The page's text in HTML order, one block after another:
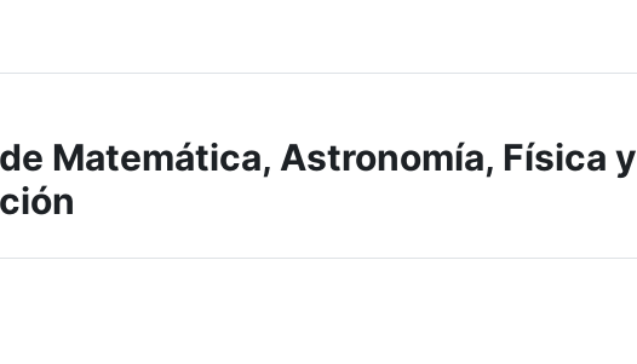
Matemática, Astronomía, Física y